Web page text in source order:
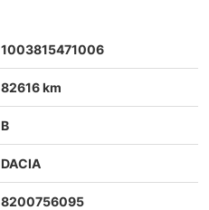
1003815471006
82616 km
B
DACIA
8200756095